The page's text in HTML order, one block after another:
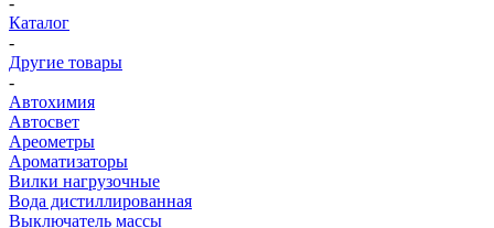
Каталог
-
Другие товары
-
Автохимия
Автосвет
Ареометры
Ароматизаторы
Вилки нагрузочные
Вода дистиллированная
Выключатель массы